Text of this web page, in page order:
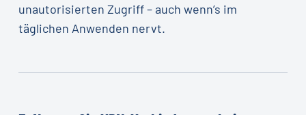
unautorisierten Zugriff – auch wenn’s im
täglichen Anwenden nervt.